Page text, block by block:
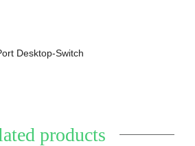
Desktop-Switch
products